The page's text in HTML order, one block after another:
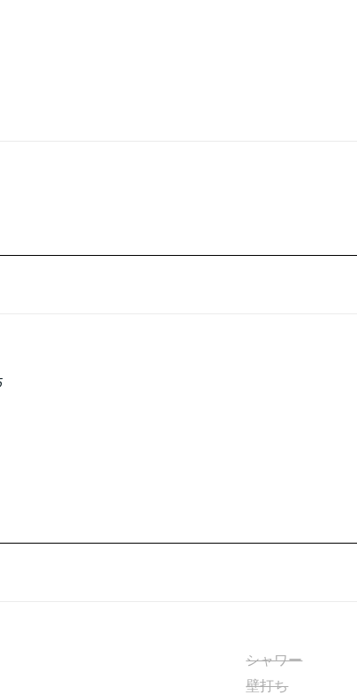
シャワー
壁打ち